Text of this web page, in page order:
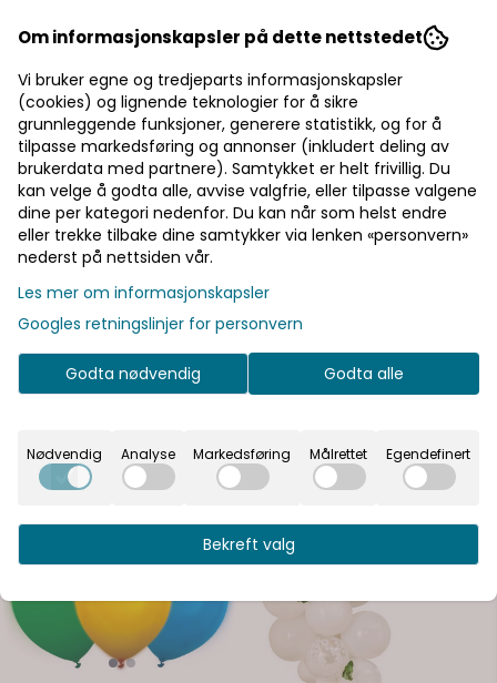
🎁 15% rabatt på ett kjøp
🎁 Gratis frakt over 700 kr
Pst! Husk å logge inn!
Bli medlem - få gratis frakt fra 700 kr
Informasjon
Stor hvit folieballong med Mrs i glitrende gull. 46 cm.
Stor hvit folieballong med Mrs i glitrende gull. 46 cm.
Se flere varianter
På lager
På lager
Om informasjonskapsler på dette nettstedet
Vi bruker egne og tredjeparts informasjonskapsler
(cookies) og lignende teknologier for å sikre
grunnleggende funksjoner, generere statistikk, og for å
tilpasse markedsføring og annonser (inkludert deling av
brukerdata med partnere). Samtykket er helt frivillig. Du
kan velge å godta alle, avvise valgfrie, eller tilpasse valgene
dine per kategori nedenfor. Du kan når som helst endre
eller trekke tilbake dine samtykker via lenken «personvern»
nederst på nettsiden vår.
Les mer om informasjonskapsler
Googles retningslinjer for personvern
Godta nødvendig Godta alle
Nødvendig Analyse Markedsføring Målrettet Egendefinert
Bekreft valg